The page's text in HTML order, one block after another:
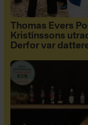
Thomas Evers
Kristínssons
Derfor var